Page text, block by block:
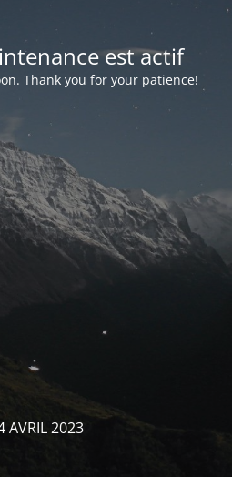
est actif
Thank you for your patience!
AVRIL 2023